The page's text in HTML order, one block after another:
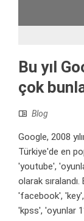
Bu yıl
çok
Blog
Google, 2008
Türkiye'de en
'youtube',
olarak sıralandı.
'facebook',
'kpss', 'oyunlar